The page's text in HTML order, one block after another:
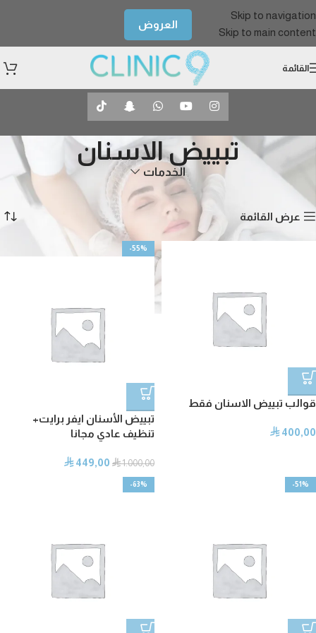
Skip to navigation
Skip to main content
العروض
القائمة
تبييض الاسنان
الخدمات
الرئيسية تبييض الاسنان عرض ⁦5⁩ من كل النتائج
عرض القائمة
قوالب تبييض الاسنان فقط
⃁400,00
-55%
تبييض الأسنان ايفر برايت+
تنظيف عادي مجانا
⃁1.000,00
⃁449,00
-51%
-63%